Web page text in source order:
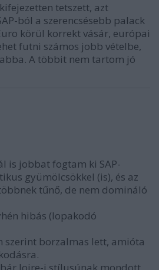
tetszett, azt
ból a szerencsésebb palack
körül korrekt vásár, európai
futni számos jobb vételbe,
A többit nem tartom jó
is jobbat fogtam ki SAP-
gyümölcsökkel (is), és az
tűnő, de nem domináló
hibás (lopakodó
borzalmas lett, amióta